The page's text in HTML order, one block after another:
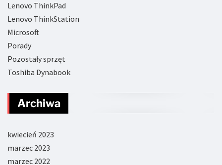
Lenovo ThinkPad
Lenovo ThinkStation
Microsoft
Porady
Pozostały sprzęt
Toshiba Dynabook
Archiwa
kwiecień 2023
marzec 2023
marzec 2022